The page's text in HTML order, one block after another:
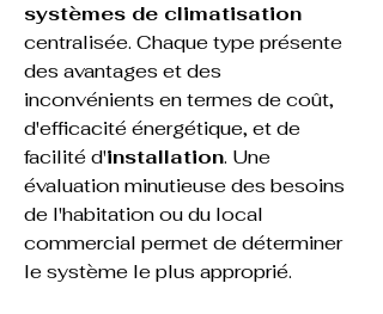
systèmes de climatisation
centralisée. Chaque type présente
des avantages et des
inconvénients en termes de coût,
d'efficacité énergétique, et de
facilité d'installation. Une
évaluation minutieuse des besoins
de l'habitation ou du local
commercial permet de déterminer
le système le plus approprié.